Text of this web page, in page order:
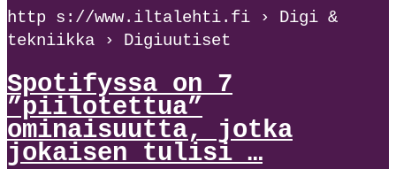
http s://www.iltalehti.fi › Digi &
tekniikka › Digiuutiset
Spotifyssa on 7
”piilotettua”
ominaisuutta, jotka
jokaisen tulisi …